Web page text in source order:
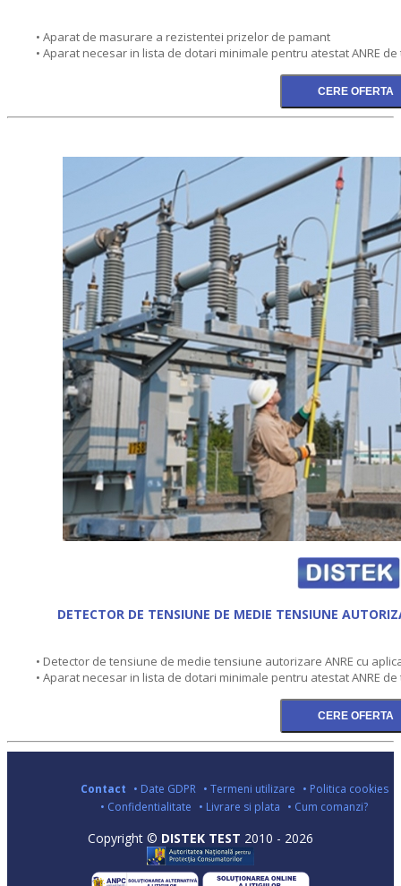
• Aparat de masurare a rezistentei prizelor de pamant
• Aparat necesar in lista de dotari minimale pentru atestat ANRE de
DETECTOR DE TENSIUNE DE MEDIE TENSIUNE
• Detector de tensiune de medie tensiune autorizare ANRE cu
• Aparat necesar in lista de dotari minimale pentru atestat ANRE de
Contact • Date GDPR • Termeni utilizare • Politica cookies
• Confidentialitate • Livrare si plata • Cum comanzi?
Copyright © DISTEK TEST 2010 - 2026